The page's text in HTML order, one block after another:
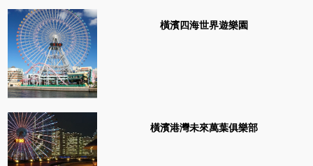
橫濱四海世界遊樂園
橫濱港灣未來萬葉俱樂部